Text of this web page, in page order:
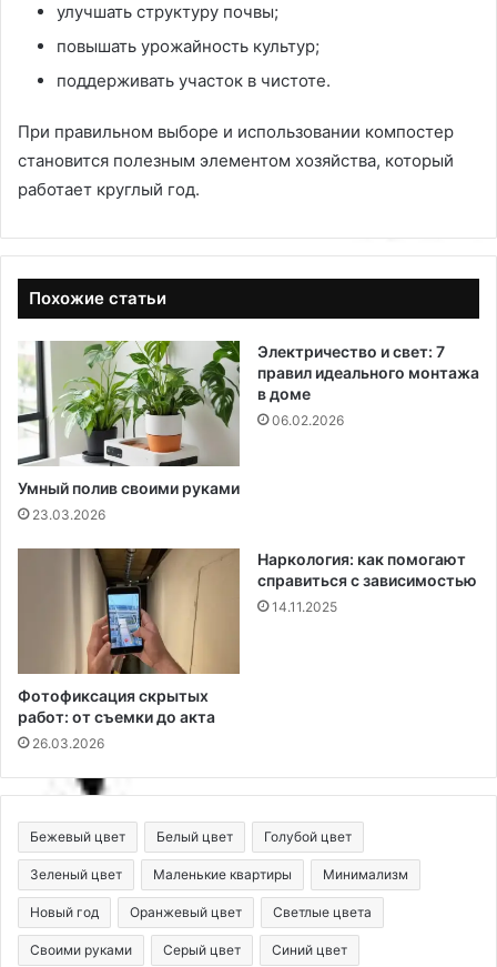
улучшать структуру почвы;
повышать урожайность культур;
поддерживать участок в чистоте.
При правильном выборе и использовании компостер
становится полезным элементом хозяйства, который
работает круглый год.
Похожие статьи
Умный полив своими руками
23.03.2026
Электричество и свет: 7
правил идеального монтажа
в доме
06.02.2026
Фотофиксация скрытых
работ: от съемки до акта
26.03.2026
Наркология: как помогают
справиться с зависимостью
14.11.2025
Бежевый цвет Белый цвет Голубой цвет
Зеленый цвет Маленькие квартиры Минимализм
Новый год Оранжевый цвет Светлые цвета
Своими руками Серый цвет Синий цвет